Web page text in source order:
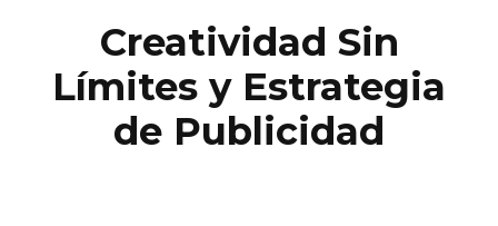
Creatividad Sin
Límites y Estrategia
de Publicidad